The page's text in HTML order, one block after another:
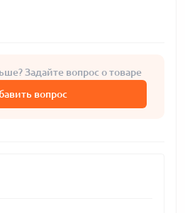
Задайте вопрос о товаре
вопрос